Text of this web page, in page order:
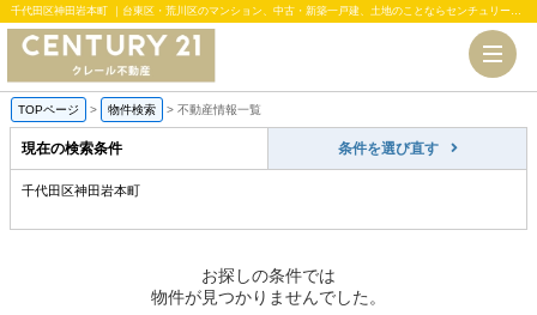
千代田区神田岩本町 ｜台東区・荒川区のマンション、中古・新築一戸建、土地のことならセンチュリー21クレール不動産
TOPページ > 物件検索 > 不動産情報一覧
現在の検索条件 条件を選び直す
千代田区神田岩本町
お探しの条件では
物件が見つかりませんでした。